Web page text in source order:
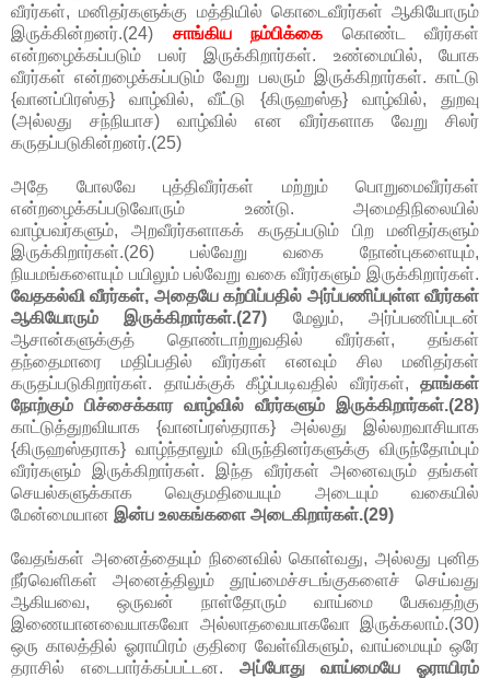
வீரர்கள், மனிதர்களுக்கு மத்தியில் கொடைவீரர்கள் ஆகியோரும்
இருக்கின்றனர்.(24) சாங்கிய நம்பிக்கை கொண்ட வீரர்கள்
என்றழைக்கப்படும் பலர் இருக்கிறார்கள். உண்மையில், யோக
வீரர்கள் என்றழைக்கப்படும் வேறு பலரும் இருக்கிறார்கள். காட்டு
{வானப்பிரஸ்த} வாழ்வில், வீட்டு {கிருஹஸ்த} வாழ்வில், துறவு
(அல்லது சந்நியாச) வாழ்வில் என வீரர்களாக வேறு சிலர்
கருதப்படுகின்றனர்.(25)
அதே போலவே புத்திவீரர்கள் மற்றும் பொறுமைவீரர்கள்
என்றழைக்கப்படுவோரும் உண்டு. அமைதிநிலையில்
வாழ்பவர்களும், அறவீரர்களாகக் கருதப்படும் பிற மனிதர்களும்
இருக்கிறார்கள்.(26) பல்வேறு வகை நோன்புகளையும்,
நியமங்களையும் பயிலும் பல்வேறு வகை வீரர்களும் இருக்கிறார்கள்.
வேதகல்வி வீரர்கள், அதையே கற்பிப்பதில் அர்ப்பணிப்புள்ள வீரர்கள்
ஆகியோரும் இருக்கிறார்கள்.(27) மேலும், அர்ப்பணிப்புடன்
ஆசான்களுக்குத் தொண்டாற்றுவதில் வீரர்கள், தங்கள்
தந்தைமாரை மதிப்பதில் வீரர்கள் எனவும் சில மனிதர்கள்
கருதப்படுகிறார்கள். தாய்க்குக் கீழ்ப்படிவதில் வீரர்கள், தாங்கள்
நோற்கும் பிச்சைக்கார வாழ்வில் வீரர்களும் இருக்கிறார்கள்.(28)
காட்டுத்துறவியாக {வானப்ரஸ்தராக} அல்லது இல்லறவாசியாக
{கிருஹஸ்தராக} வாழ்ந்தாலும் விருந்தினர்களுக்கு விருந்தோம்பும்
வீரர்களும் இருக்கிறார்கள். இந்த வீரர்கள் அனைவரும் தங்கள்
செயல்களுக்காக வெகுமதியையும் அடையும் வகையில்
மேன்மையான இன்ப உலகங்களை அடைகிறார்கள்.(29)
வேதங்கள் அனைத்தையும் நினைவில் கொள்வது, அல்லது புனித
நீர்வெளிகள் அனைத்திலும் தூய்மைச்சடங்குகளைச் செய்வது
ஆகியவை, ஒருவன் நாள்தோரும் வாய்மை பேசுவதற்கு
இணையானவையாகவோ அல்லாதவையாகவோ இருக்கலாம்.(30)
ஒரு காலத்தில் ஓராயிரம் குதிரை வேள்விகளும், வாய்மையும் ஒரே
தராசில் எடைபார்க்கப்பட்டன. அப்போது வாய்மையே ஓராயிரம்